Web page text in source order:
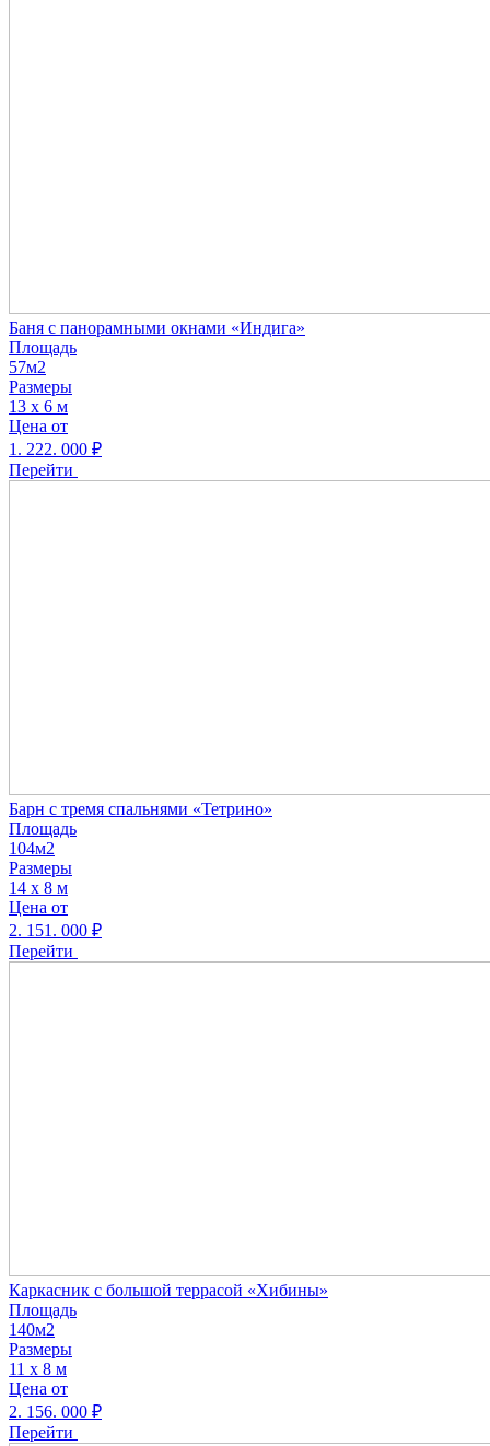
Баня с панорамными окнами «Индига»
Площадь
57м2
Размеры
13 х 6 м
Цена от
1. 222. 000 ₽
Перейти
Барн с тремя спальнями «Тетрино»
Площадь
104м2
Размеры
14 х 8 м
Цена от
2. 151. 000 ₽
Перейти
Каркасник с большой террасой «Хибины»
Площадь
140м2
Размеры
11 х 8 м
Цена от
2. 156. 000 ₽
Перейти